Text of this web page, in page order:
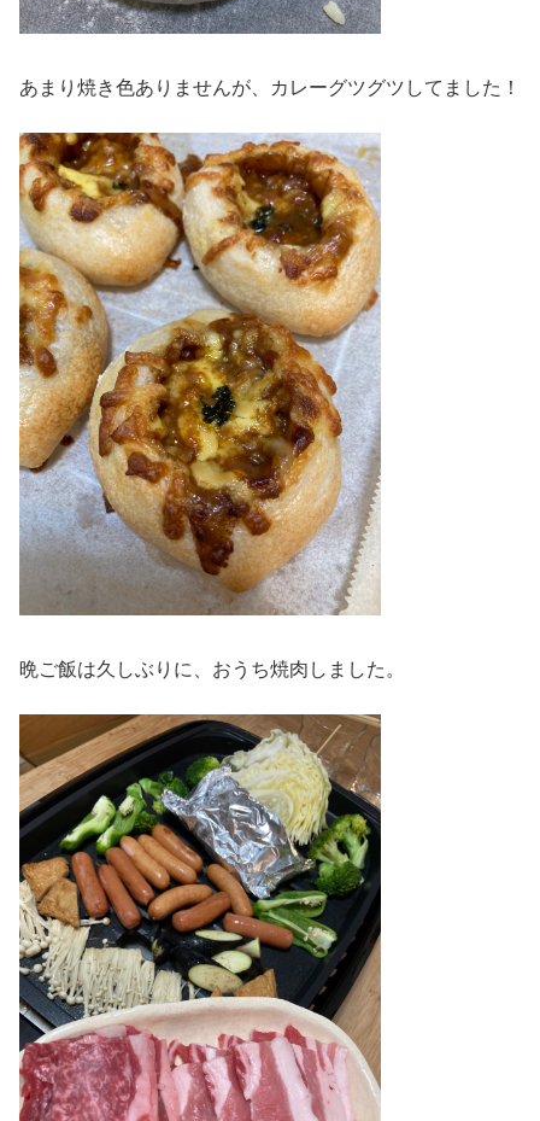
あまり焼き色ありませんが、カレーグツグツしてました！
晩ご飯は久しぶりに、おうち焼肉しました。